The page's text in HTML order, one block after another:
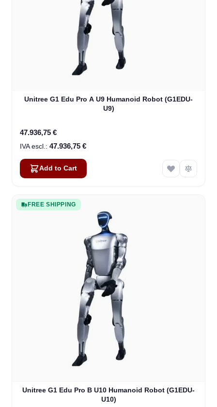
Unitree G1 Edu Pro A U9 Humanoid Robot (G1EDU-
U9)
47.936,75 €
47.936,75 €
Add to Cart
FREE SHIPPING
Unitree G1 Edu Pro B U10 Humanoid Robot (G1EDU-
U10)